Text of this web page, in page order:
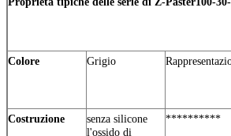
Colore Grigio
Costruzione
senza silicone
l'ossido di
**********